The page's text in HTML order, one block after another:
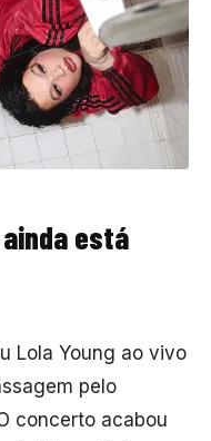
está
Lola Young ao vivo
pelo
concerto acabou